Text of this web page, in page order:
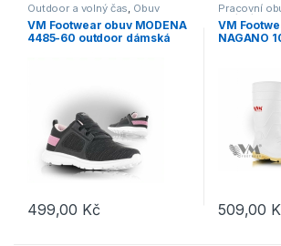
Outdoor a volný čas, Obuv
VM Footwear obuv MODENA
4485-60 outdoor dámská
499,00 Kč
Tento produkt má více variant. Možnosti
Pracovní
OB/O1/O4
VM
NAGANO
509,00
Tento